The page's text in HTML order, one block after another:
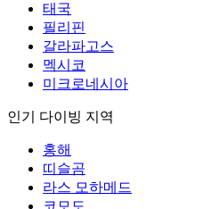
태국
필리핀
갈라파고스
멕시코
미크로네시아
인기 다이빙 지역
홍해
띠슬곰
라스 모하메드
코모도